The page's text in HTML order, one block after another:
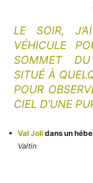
LE SOIR,
VÉHICULE
SOMMET
SITUÉ À
POUR
CIEL D’UNE
Val Jolidans un
Valtin